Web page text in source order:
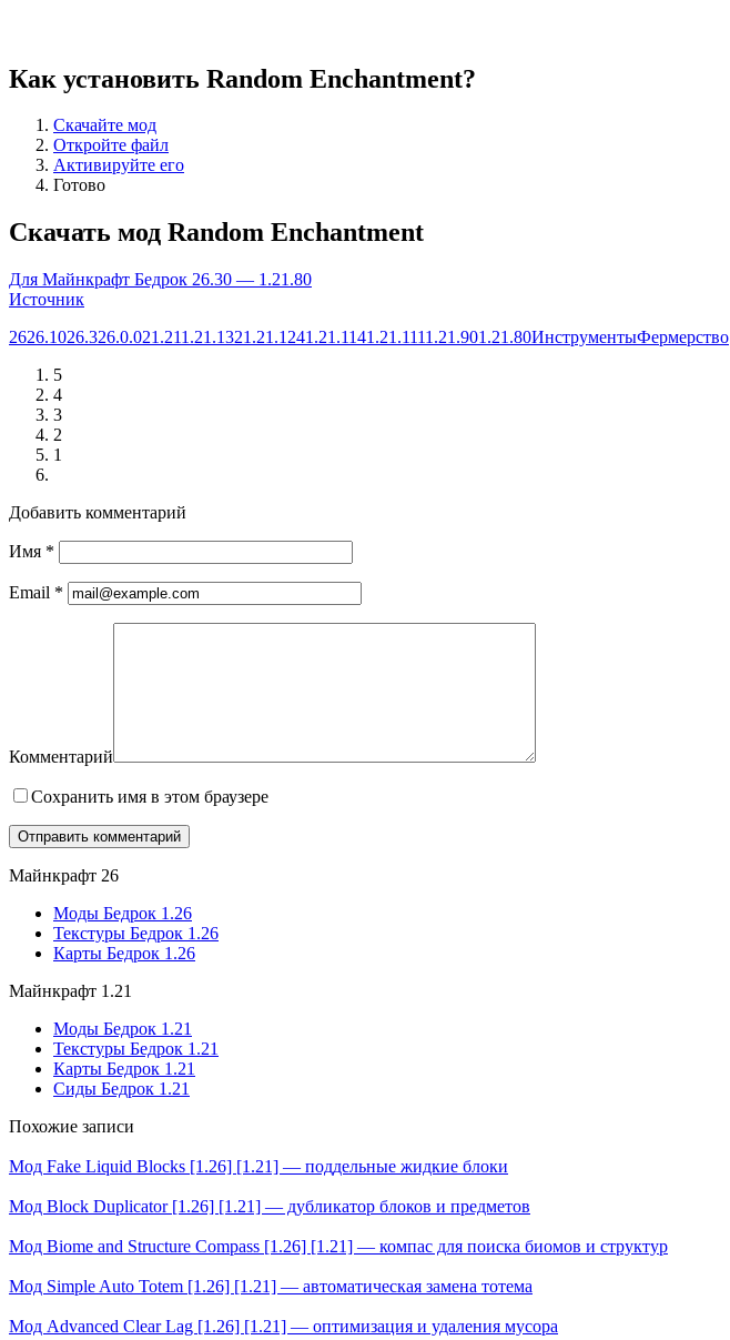
Как установить Random Enchantment?
Скачайте мод
Откройте файл
Активируйте его
Готово
Скачать мод Random Enchantment
Для Майнкрафт Бедрок 26.30 — 1.21.80
Источник
2626.1026.326.0.021.211.21.1321.21.1241.21.1141.21.1111.21.901.21.80ИнструментыФермерство
5
4
3
2
1
Добавить комментарий
Имя *
Email *
Комментарий
Сохранить имя в этом браузере
Майнкрафт 26
Моды Бедрок 1.26
Текстуры Бедрок 1.26
Карты Бедрок 1.26
Майнкрафт 1.21
Моды Бедрок 1.21
Текстуры Бедрок 1.21
Карты Бедрок 1.21
Сиды Бедрок 1.21
Похожие записи
Мод Fake Liquid Blocks [1.26] [1.21] — поддельные жидкие блоки
Мод Block Duplicator [1.26] [1.21] — дубликатор блоков и предметов
Мод Biome and Structure Compass [1.26] [1.21] — компас для поиска биомов и структур
Мод Simple Auto Totem [1.26] [1.21] — автоматическая замена тотема
Мод Advanced Clear Lag [1.26] [1.21] — оптимизация и удаления мусора